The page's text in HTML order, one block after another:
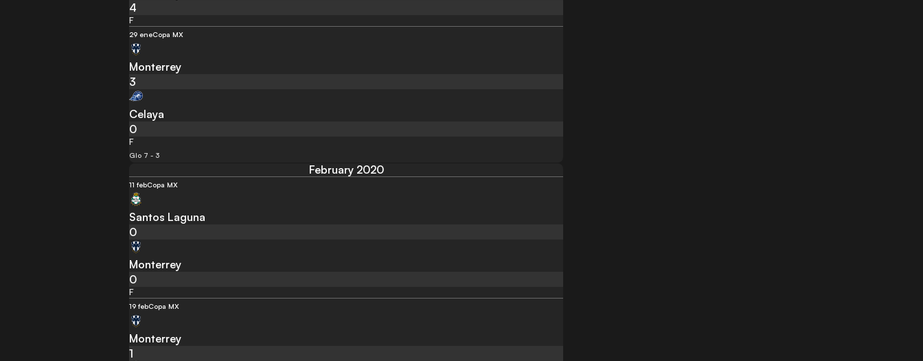
4
F
29 eneCopa MX
Monterrey
3
Celaya
0
F
Glo 7 - 3
February 2020
11 febCopa MX
Santos Laguna
0
Monterrey
0
F
19 febCopa MX
Monterrey
1